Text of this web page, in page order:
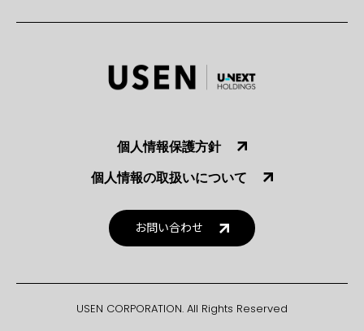
個人情報保護方針
個人情報の取扱いについて
お問い合わせ
USEN CORPORATION. All Rights Reserved